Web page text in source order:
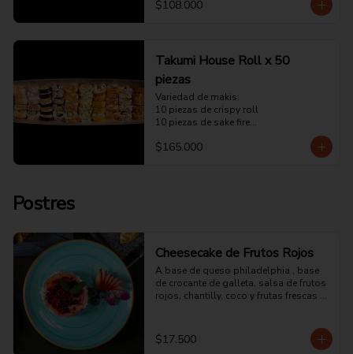
5 piezas de tuna tataki
$108.000
Takumi House Roll x 50
piezas
Variedad de makis:
10 piezas de crispy roll
10 piezas de sake fire
10 piezas de tuna tataki
$165.000
Postres
Cheesecake de Frutos Rojos
A base de queso philadelphia , base
de crocante de galleta, salsa de frutos
rojos, chantilly, coco y frutas frescas
$17.500